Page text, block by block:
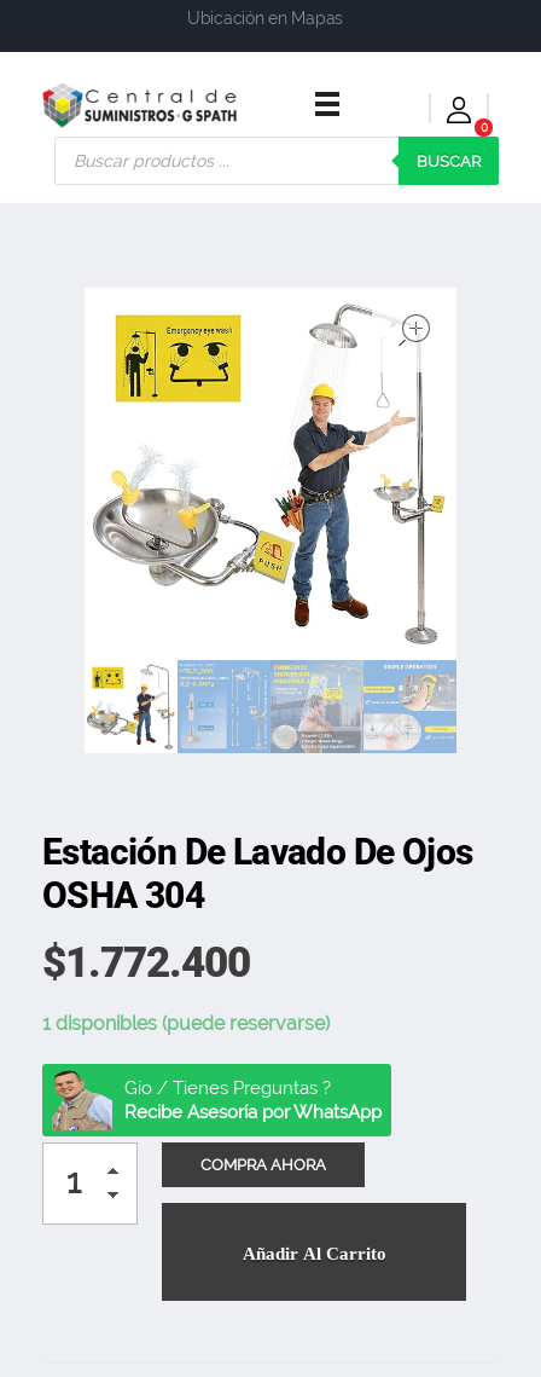
Ubicación en Mapas
Central de Suministros Gspath
Suministros y soluciones integrales para su empresa o negocio
0
BUSCAR
Estación De Lavado De Ojos
OSHA 304
$1.772.400
1 disponibles (puede reservarse)
Gio / Tienes Preguntas ?
Recibe Asesoría por WhatsApp
Añadir Al Carrito